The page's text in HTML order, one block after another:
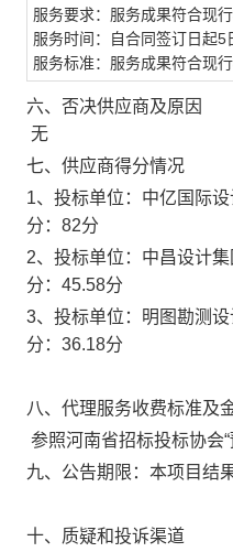
服务要求：服务成果符合现
服务时间：自合同签订日起5
服务标准：服务成果符合现
六、否决供应商及原因
无
七、供应商得分情况
1、投标单位：中亿国际
分：82分
2、投标单位：中昌设计
分：45.58分
3、投标单位：明图勘测
分：36.18分
八、代理服务收费标准及
参照河南省招标投标协会
九、公告期限：本项目结
十、质疑和投诉渠道